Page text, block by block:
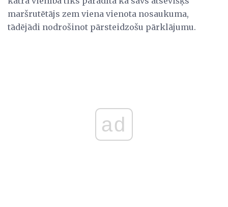
maršrutētājs zem viena vienota nosaukuma,
tādējādi nodrošinot pārsteidzošu pārklājumu.
ad